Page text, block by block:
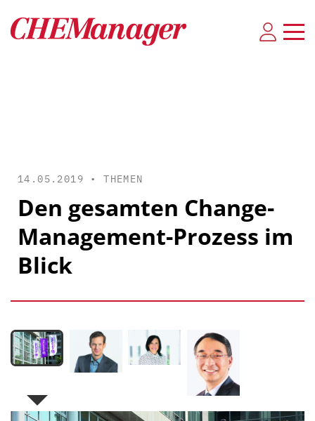
14.05.2019 •THEMEN
Den gesamten Change-
Management-Prozess im
Blick